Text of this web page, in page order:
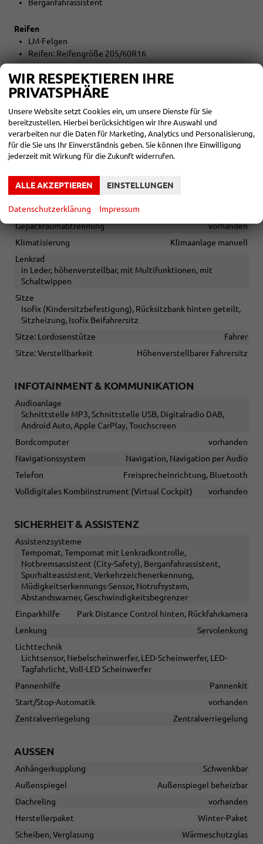
Berganfahrassistent
Reifen
LM-Felgen
Reifen: Reifengröße 205/60R16
Umwelt
Abgaskonzept EU6e
Sonstiges
Irrtümer vorbehalten
INNEN
Armlehnen
Fensterheber
Gepäckraumabtrennung
vorhanden
Klimatisierung
Klimaanlage manuell
Lenkrad
in Leder, höhenverstellbar, mit Multifunktionen, mit
Schaltwippen
Sitze
Isofix (Kindersitzbefestigung), Rücksitzbank hinten geteilt,
Sitzheizung, Isofix Beifahrersitz
Sitze: Lordosenstütze
Fahrer
Sitze: Verstellbarkeit
Höhenverstellbarer Fahrersitz
INFOTAINMENT & KOMMUNIKATION
Audioanlage
Schnittstelle MP3, Schnittstelle USB, Digitalradio DAB,
Android Auto, Apple CarPlay, Touchscreen
Bordcomputer
vorhanden
Navigationssystem
Navigation, Navigation per Audio
Telefon
Freisprecheinrichtung, Bluetooth
Volldigitales Kombiinstrument (Virtual Cockpit)
vorhanden
SICHERHEIT & ASSISTENZ
Assistenzsysteme
Tempomat, Tempomat mit Lenkradkontrolle,
Notbremsassistent (City-Safety), Berganfahrassistent,
Spurhalteassistent, Verkehrzeichenerkennung,
Müdigkeitserkennungs-Sensor, Notrufsystem,
Abstandswarner, Geschwindigkeitsbegrenzer
Einparkhilfe
Park Distance Control hinten, Rückfahrkamera
Lenkung
Servolenkung
Lichttechnik
Lichtsensor, Nebelscheinwerfer, LED-Scheinwerfer, LED-
Tagfahrlicht, Voll-LED Scheinwerfer
Pannenhilfe
Pannenkit
Start/Stop-Automatik
vorhanden
Zentralverriegelung
Zentralverriegelung
AUSSEN
Anhängerkupplung
Schwenkbar
Außenspiegel
Außenspiegel beheizbar
Dachreling
vorhanden
Herstellerpaket
Winter-Paket
Scheiben, Verglasung
Wärmeschutzglas
WIR RESPEKTIEREN IHRE
PRIVATSPHÄRE
Unsere Website setzt Cookies ein, um unsere Dienste für Sie
bereitzustellen. Hierbei berücksichtigen wir Ihre Auswahl und
verarbeiten nur die Daten für Marketing, Analytics und Personalisierung,
für die Sie uns Ihr Einverständnis geben. Sie können Ihre Einwilligung
jederzeit mit Wirkung für die Zukunft widerrufen.
ALLE AKZEPTIEREN EINSTELLUNGEN
Datenschutzerklärung Impressum